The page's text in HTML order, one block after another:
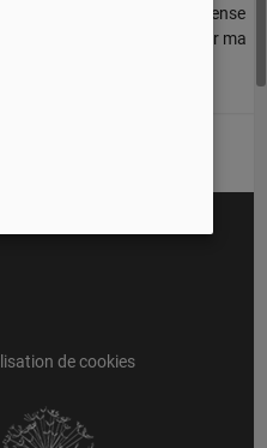
Quelqu'un qui pense
dangereux de tout fonder ma
de cookies